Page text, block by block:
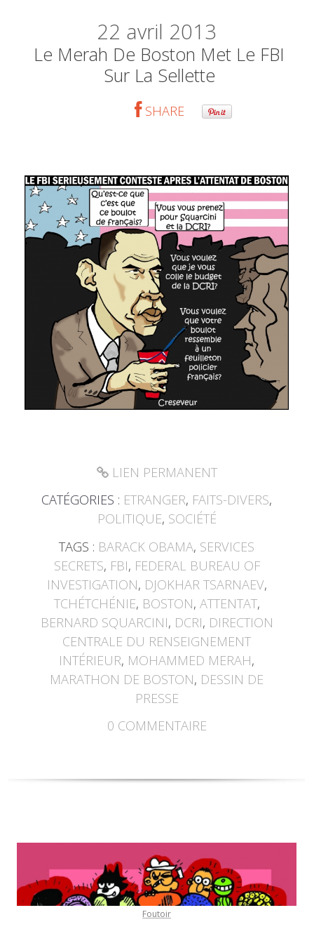
22 avril 2013
Le Merah De Boston Met Le FBI
Sur La Sellette
SHARE
LIEN PERMANENT
CATÉGORIES : ETRANGER, FAITS-DIVERS,
POLITIQUE, SOCIÉTÉ
TAGS : BARACK OBAMA, SERVICES
SECRETS, FBI, FEDERAL BUREAU OF
INVESTIGATION, DJOKHAR TSARNAEV,
TCHÉTCHÉNIE, BOSTON, ATTENTAT,
BERNARD SQUARCINI, DCRI, DIRECTION
CENTRALE DU RENSEIGNEMENT
INTÉRIEUR, MOHAMMED MERAH,
MARATHON DE BOSTON, DESSIN DE
PRESSE
0 COMMENTAIRE
Foutoir